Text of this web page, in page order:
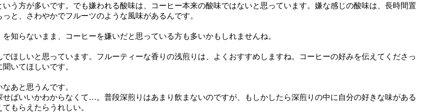
う方が多いです。でも嫌われる酸味は、コーヒー本来の酸味ではないと思っています。嫌な感じの酸味は、長時間置
と、さわやかでフルーツのような風味があるんです。
知らないまま、コーヒーを嫌いだと思っている方も多いかもしれませんね。
ほしいと思っています。フルーティーな香りの浅煎りは、よくおすすめしますね。コーヒーの好みを伝えてくださっ
いてほしいです。
あと思うんです。
せばいいかわからなくて…。普段深煎りはあまり飲まないのですが、もしかしたら深煎りの中に自分の好きな味がある
もらえたらうれしい。